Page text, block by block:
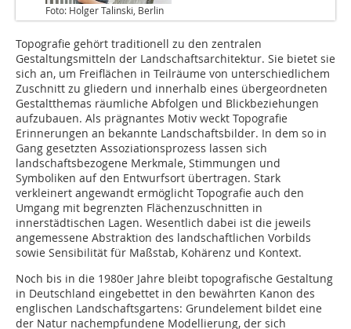
Foto: Holger Talinski, Berlin
Topografie gehört traditionell zu den zentralen
Gestaltungsmitteln der Landschaftsarchitektur. Sie bietet sie
sich an, um Freiflächen in Teilräume von unterschiedlichem
Zuschnitt zu gliedern und innerhalb eines übergeordneten
Gestaltthemas räumliche Abfolgen und Blickbeziehungen
aufzubauen. Als prägnantes Motiv weckt Topografie
Erinnerungen an bekannte Landschaftsbilder. In dem so in
Gang gesetzten Assoziationsprozess lassen sich
landschaftsbezogene Merkmale, Stimmungen und
Symboliken auf den Entwurfsort übertragen. Stark
verkleinert angewandt ermöglicht Topografie auch den
Umgang mit begrenzten Flächenzuschnitten in
innerstädtischen Lagen. Wesentlich dabei ist die jeweils
angemessene Abstraktion des landschaftlichen Vorbilds
sowie Sensibilität für Maßstab, Kohärenz und Kontext.
Noch bis in die 1980er Jahre bleibt topografische Gestaltung
in Deutschland eingebettet in den bewährten Kanon des
englischen Landschaftsgartens: Grundelement bildet eine
der Natur nachempfundene Modellierung, der sich